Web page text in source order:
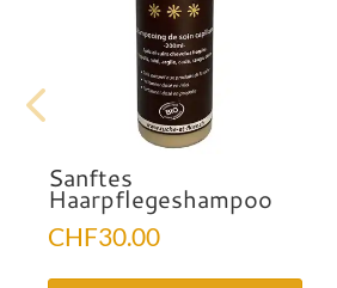
Sanftes
Haarpflegeshampoo
CHF30.00